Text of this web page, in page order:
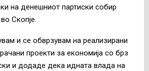
на денешниот партиски собир
Скопје.
и се обврзувам на реализирани
проекти за економија со брз
и додаде дека идната влада на